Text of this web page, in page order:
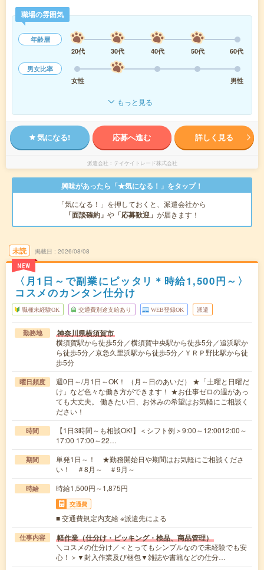
職場の雰囲気
年齢層
20代
30代 40代 50代
60代
男女比率
女性
男性
もっと見る
気になる! 応募へ進む 詳しく見る
派遣会社 テイケイトレード株式会社
興味があったら「★気になる！」をタップ！
「気になる！」を押しておくと、派遣会社から
「面談確約」 や 「応募歓迎」 が届きます！
未読
NEW
掲載日 2026/08/08
〈月1日～で副業にピッタリ＊時給1,500円～〉
コスメのカンタン仕分け
職種未経験OK 交通費別途支給あり WEB登録OK 派遣
勤務地 神奈川県横須賀市
横須賀駅から徒歩5分／横須賀中央駅から徒歩5分／追浜駅か
ら徒歩5分／京急久里浜駅から徒歩5分／ＹＲＰ野比駅から徒
歩5分
曜日頻度
週0日～/月1日～OK！ （月～日のあいだ） ★「土曜と日曜だ
け」など色々な働き方ができます！ ★お仕事ゼロの週があっ
ても大丈夫。 働きたい日、お休みの希望はお気軽にご相談く
ださい！
時間
【1日3時間～も相談OK!】＜シフト例＞9:00～12:0012:00～
17:00 17:00～22…
期間
単発1日～！ ★勤務開始日や期間はお気軽にご相談くださ
い！ ＃8月～ ＃9月～
時給 時給1,500円～1,875円
交通費
■ 交通費規定内支給 ※派遣先による
仕事内容 軽作業（仕分け・ピッキング・検品、商品管理）
＼コスメの仕分け／＜とってもシンプルなので未経験でも安
心！＞▼封入作業及び梱包▼雑誌や書籍などの仕分…